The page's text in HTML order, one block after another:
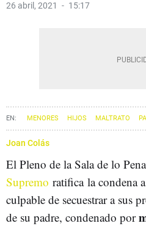
26 abril, 2021 15:17
MENORES HIJOS MALTRATO
Joan Colás
El Pleno de la Sala de lo
Supremo ratifica la condena a
culpable de secuestrar a sus
de su padre, condenado por